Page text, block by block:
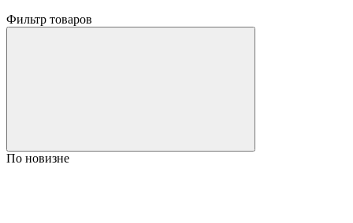
Фильтр товаров
По новизне